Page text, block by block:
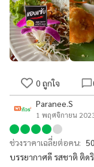
0 ถูกใจ
Paranee.S
1 พฤศจิกายน
ช่วงราคาเฉลี่ยต่อคน:
บรรยากาศดี รสชาติ ติด